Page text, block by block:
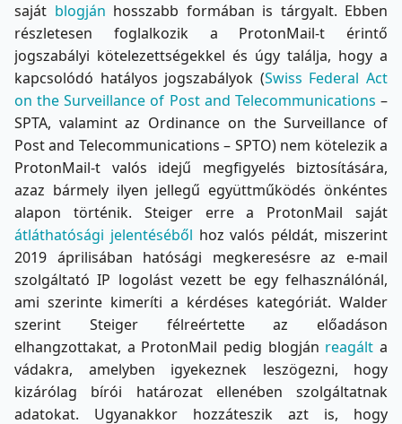
saját blogján hosszabb formában is tárgyalt. Ebben
részletesen foglalkozik a ProtonMail-t érintő
jogszabályi kötelezettségekkel és úgy találja, hogy a
kapcsolódó hatályos jogszabályok (Swiss Federal Act
on the Surveillance of Post and Telecommunications –
SPTA, valamint az Ordinance on the Surveillance of
Post and Telecommunications – SPTO) nem kötelezik a
ProtonMail-t valós idejű megfigyelés biztosítására,
azaz bármely ilyen jellegű együttműködés önkéntes
alapon történik. Steiger erre a ProtonMail saját
átláthatósági jelentéséből hoz valós példát, miszerint
2019 áprilisában hatósági megkeresésre az e-mail
szolgáltató IP logolást vezett be egy felhasználónál,
ami szerinte kimeríti a kérdéses kategóriát. Walder
szerint Steiger félreértette az előadáson
elhangzottakat, a ProtonMail pedig blogján reagált a
vádakra, amelyben igyekeznek leszögezni, hogy
kizárólag bírói határozat ellenében szolgáltatnak
adatokat. Ugyanakkor hozzáteszik azt is, hogy